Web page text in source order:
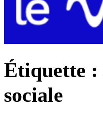
Étiquette :
sociale